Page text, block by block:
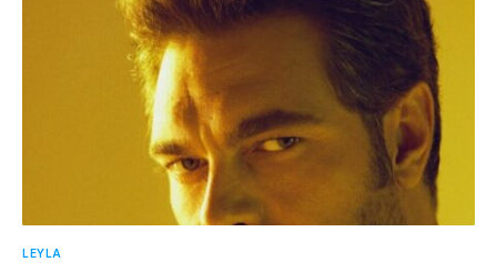
LEYLA